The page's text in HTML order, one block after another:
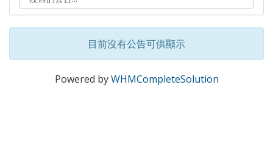
目前沒有公告可供顯示
Powered byWHMCompleteSolution